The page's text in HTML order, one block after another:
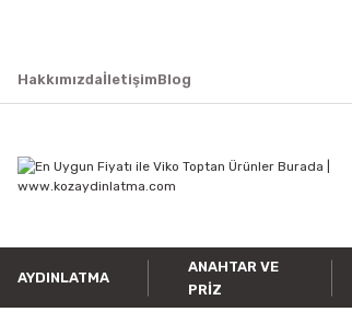
HakkımızdaİletişimBlog
AYDINLATMA
ANAHTAR VE
PRIZ